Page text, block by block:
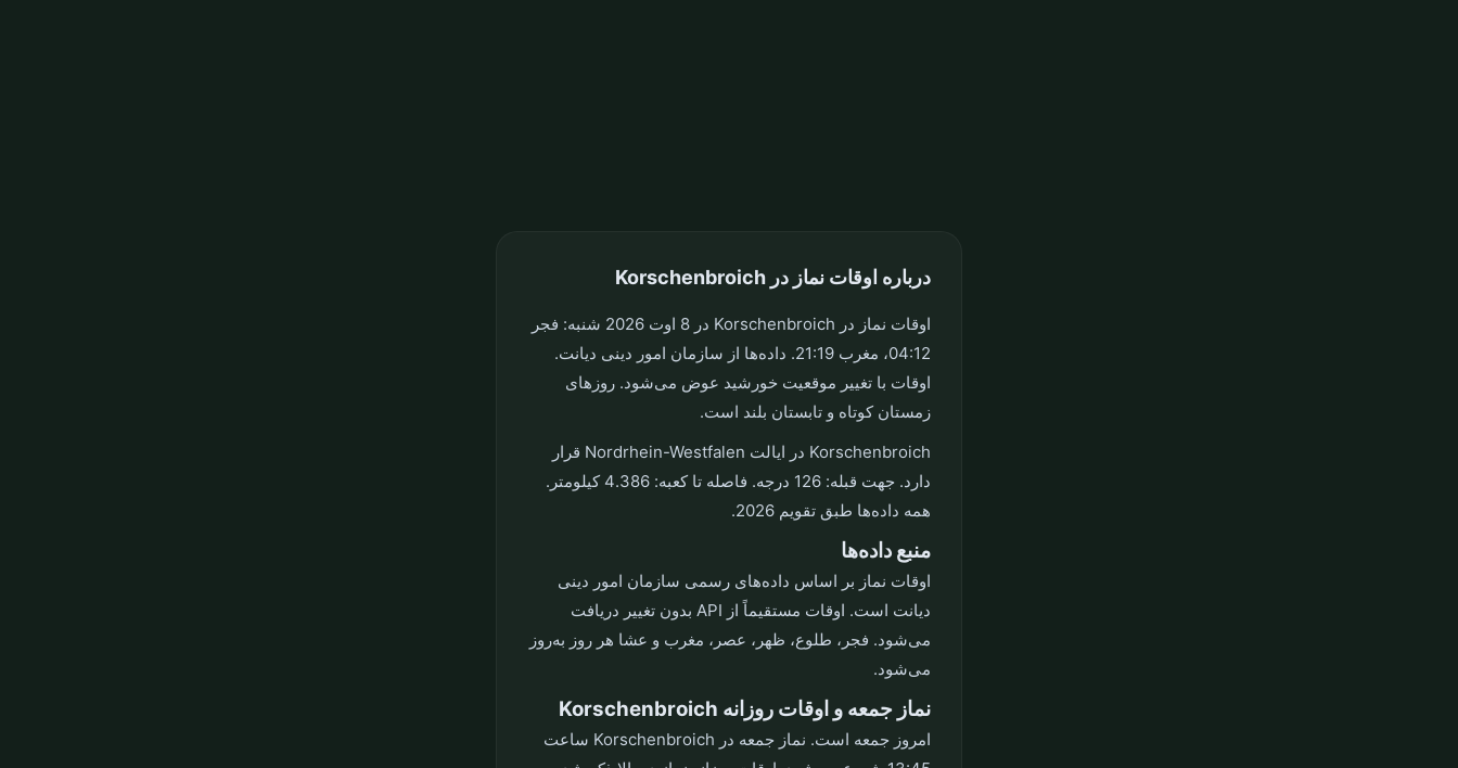
درباره اوقات نماز در Korschenbroich
اوقات نماز در Korschenbroich در 8 اوت 2026 شنبه: فجر
04:12، مغرب 21:19. داده‌ها از سازمان امور دینی دیانت.
اوقات با تغییر موقعیت خورشید عوض می‌شود. روزهای
زمستان کوتاه و تابستان بلند است.
Korschenbroich در ایالت Nordrhein-Westfalen قرار
دارد. جهت قبله: 126 درجه. فاصله تا کعبه: 4.386 کیلومتر.
همه داده‌ها طبق تقویم 2026.
منبع داده‌ها
اوقات نماز بر اساس داده‌های رسمی سازمان امور دینی
دیانت است. اوقات مستقیماً از API بدون تغییر دریافت
می‌شود. فجر، طلوع، ظهر، عصر، مغرب و عشا هر روز به‌روز
می‌شود.
نماز جمعه و اوقات روزانه Korschenbroich
امروز جمعه است. نماز جمعه در Korschenbroich ساعت